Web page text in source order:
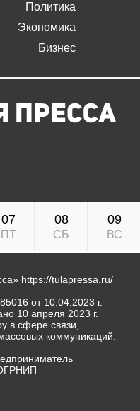
Политика
Экономика
Бизнес
07
ПТ
08
СБ
09
ВС
https://tulapressa.ru/
от 10.04.2023 г.
10 апреля 2023 г.
в сфере связи,
коммуникаций.